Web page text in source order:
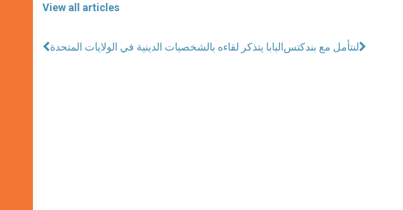
View all articles
البابا يتذكر لقاءه بالشخصيات الدينية في الولايات المتحدةلنتأمل مع بندكتس